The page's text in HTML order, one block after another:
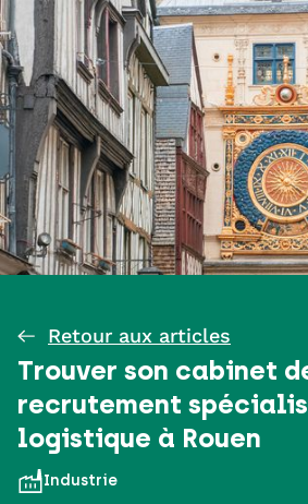
Retour aux articles
Trouver son cabinet
recrutement
logistique à Rouen
Industrie